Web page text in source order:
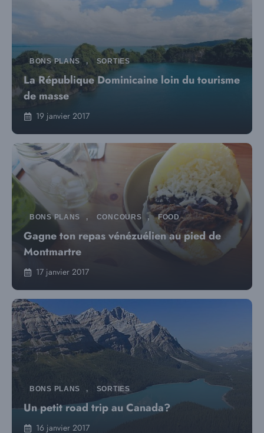
BONS PLANS , SORTIES
La République Dominicaine loin du tourisme
de masse
19 janvier 2017
BONS PLANS , CONCOURS , FOOD
Gagne ton repas vénézuélien au pied de
Montmartre
17 janvier 2017
BONS PLANS , SORTIES
Un petit road trip au Canada?
16 janvier 2017